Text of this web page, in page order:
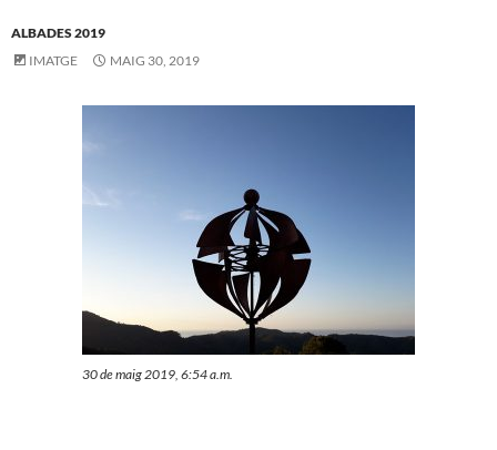
ALBADES 2019
IMATGE
MAIG 30, 2019
30 de maig 2019, 6:54 a.m.